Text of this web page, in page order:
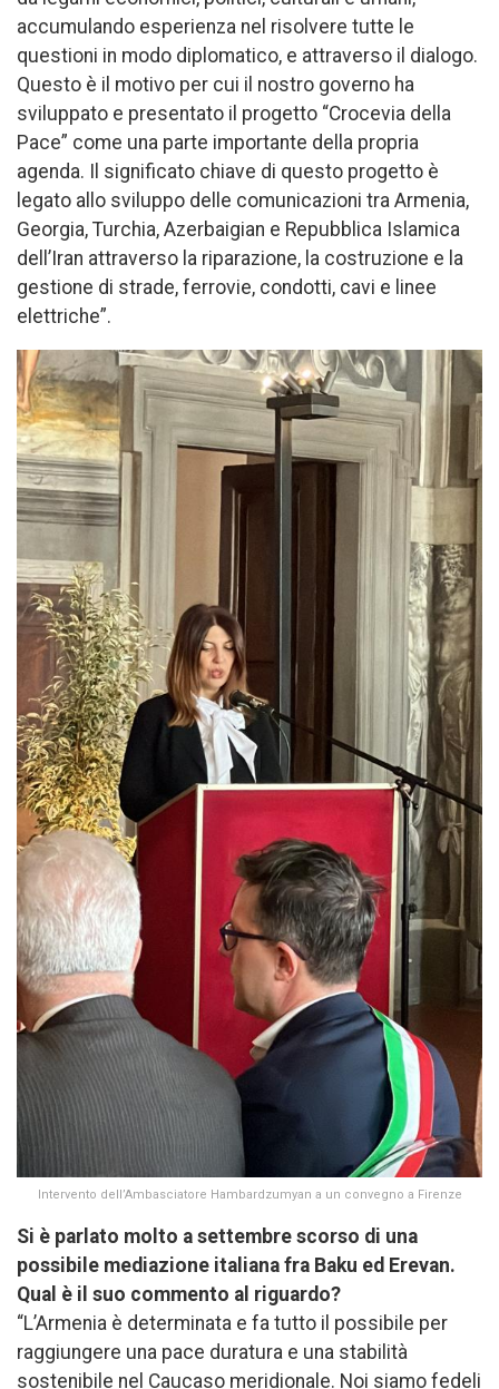
accumulando esperienza nel risolvere tutte le
questioni in modo diplomatico, e attraverso il dialogo.
Questo è il motivo per cui il nostro governo ha
sviluppato e presentato il progetto “Crocevia della
Pace” come una parte importante della propria
agenda. Il significato chiave di questo progetto è
legato allo sviluppo delle comunicazioni tra Armenia,
Georgia, Turchia, Azerbaigian e Repubblica Islamica
dell’Iran attraverso la riparazione, la costruzione e la
gestione di strade, ferrovie, condotti, cavi e linee
elettriche”.
Intervento dell’Ambasciatore Hambardzumyan a un convegno a Firenze
Si è parlato molto a settembre scorso di una
possibile mediazione italiana fra Baku ed Erevan.
Qual è il suo commento al riguardo?
“L’Armenia è determinata e fa tutto il possibile per
raggiungere una pace duratura e una stabilità
sostenibile nel Caucaso meridionale. Noi siamo fedeli